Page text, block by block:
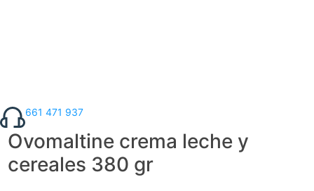
661 471 937
Ovomaltine crema leche y
cereales 380 gr